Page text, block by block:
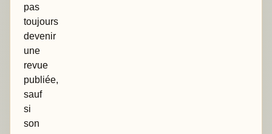
pas
toujours
devenir
une
revue
publiée,
sauf
si
son